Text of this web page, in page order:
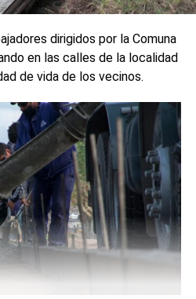
dirigidos por la Comuna
en las calles de la localidad
de vida de los vecinos.